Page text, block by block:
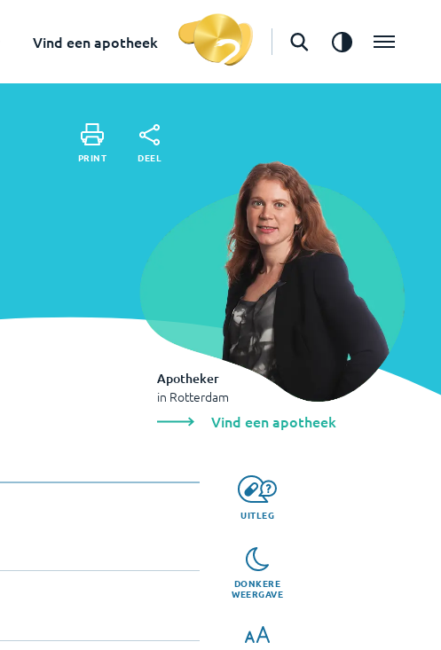
Vind een apotheek
Rotterdam
Vind een apotheek
PRINT DEEL
Apotheker
in Rotterdam
Vind een apotheek
UITLEG
DONKERE
WEERGAVE